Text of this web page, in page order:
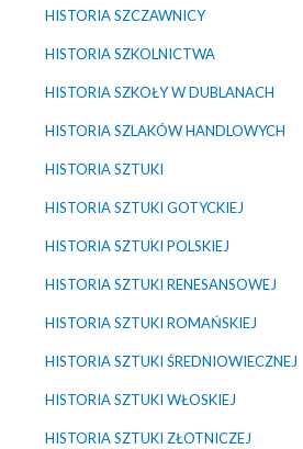
HISTORIA SZCZAWNICY
HISTORIA SZKOLNICTWA
HISTORIA SZKOŁY W DUBLANACH
HISTORIA SZLAKÓW HANDLOWYCH
HISTORIA SZTUKI
HISTORIA SZTUKI GOTYCKIEJ
HISTORIA SZTUKI POLSKIEJ
HISTORIA SZTUKI RENESANSOWEJ
HISTORIA SZTUKI ROMAŃSKIEJ
HISTORIA SZTUKI ŚREDNIOWIECZNEJ
HISTORIA SZTUKI WŁOSKIEJ
HISTORIA SZTUKI ZŁOTNICZEJ